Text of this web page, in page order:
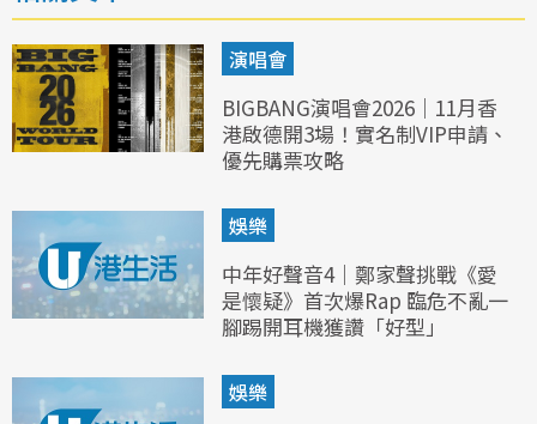
演唱會
BIGBANG演唱會2026｜11月香
港啟德開3場！實名制VIP申請、
優先購票攻略
娛樂
中年好聲音4｜鄭家聲挑戰《愛
是懷疑》首次爆Rap 臨危不亂一
腳踢開耳機獲讚「好型」
娛樂